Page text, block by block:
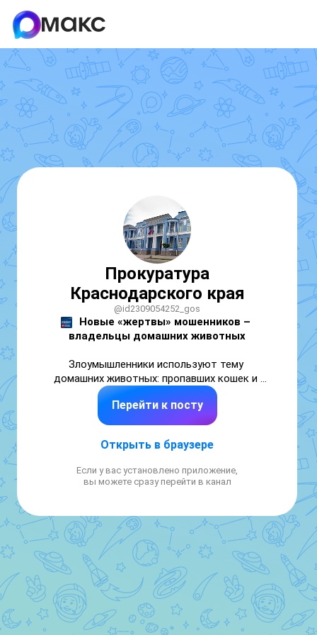
Прокуратура
Краснодарского края
@id2309054252_gos
Новые «жертвы» мошенников –
владельцы домашних животных
Злоумышленники используют тему
домашних животных: пропавших кошек и
собак, ветеринарных препаратов, помощи
приютам и покупки породистых домашних
владельцы домашних животных
стрессовой ситуации могут поверить
Как работает «схема»?
Злоумышленники находят объявление о
пропаже животного, присылают его
владельцу фото или видеозапись якобы
найденного питомца и требуют денежные
средства за его возвращение владельцу.
Перейти к посту
Открыть в браузере
Если у вас установлено приложение,
вы можете сразу перейти в канал